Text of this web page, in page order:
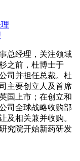
总经理，关注领域
之前，杜博士于
司并担任总裁。杜
主要创立人及首席
国上市；在创立和
司全球战略收购部
及相关兼并收购。
究院开始新药研发